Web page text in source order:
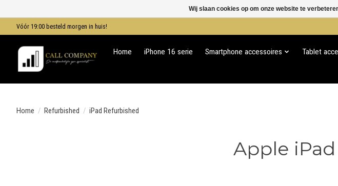
Vóór 19:00 besteld morgen in huis!
Home iPhone 16 serie Smartphone accessoires Tablet
Home / Refurbished / iPad Refurbished
Apple
Wij slaan cookies op om onze website te